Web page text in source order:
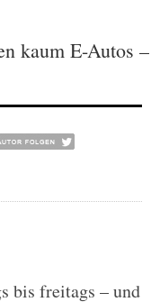
kaum E-Autos –
bis freitags – und